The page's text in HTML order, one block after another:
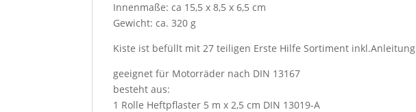
Innenmaße: ca 15,5 x 8,5 x 6,5 cm
Gewicht: ca. 320 g
Kiste ist befüllt mit 27 teiligen Erste Hilfe Sortiment inkl.Anleitung
geeignet für Motorräder nach DIN 13167
besteht aus:
1 Rolle Heftpflaster 5 m x 2,5 cm DIN 13019-A